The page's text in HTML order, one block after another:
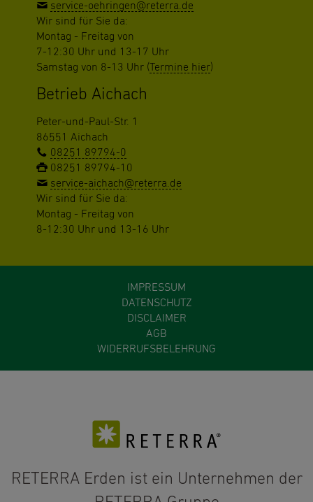
service-oehringen@reterra.de
Wir sind für Sie da:
Montag - Freitag von
7-12:30 Uhr und 13-17 Uhr
Samstag von 8-13 Uhr (Termine hier)
Betrieb Aichach
Peter-und-Paul-Str. 1
86551 Aichach
08251 89794-0
08251 89794-10
service-aichach@reterra.de
Wir sind für Sie da:
Montag - Freitag von
8-12:30 Uhr und 13-16 Uhr
IMPRESSUM
DATENSCHUTZ
DISCLAIMER
AGB
WIDERRUFSBELEHRUNG
RETERRA Erden ist ein Unternehmen der